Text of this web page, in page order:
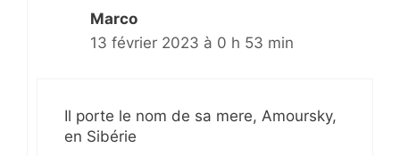
Marco
13 février 2023 à 0 h 53 min
Il porte le nom de sa mere, Amoursky,
en Sibérie